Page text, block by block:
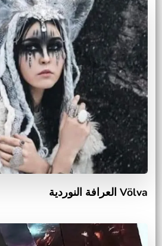
Völva العرافة النوردية